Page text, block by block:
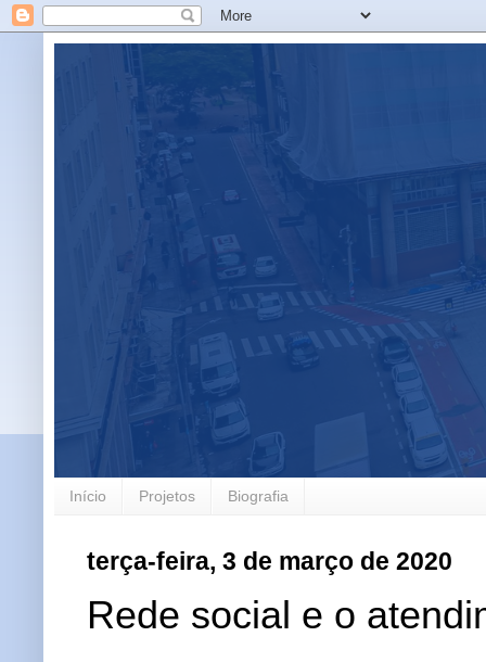
Início Projetos Biografia
terça-feira, 3 de março de 2020
Rede social e o